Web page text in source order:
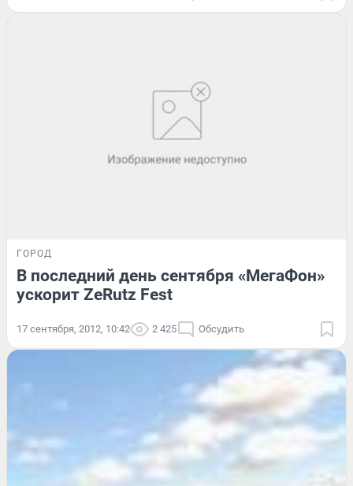
ГОРОД
В последний день сентября «МегаФон»
ускорит ZeRutz Fest
17 сентября, 2012, 10:42 2 425 Обсудить